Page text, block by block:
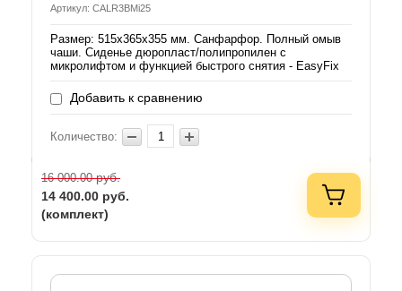
Артикул: CALR3BMi25
Размер: 515х365х355 мм. Санфарфор. Полный омыв
чаши. Сиденье дюропласт/полипропилен с
микролифтом и функцией быстрого снятия - EasyFix
Добавить к сравнению
Количество:
16 000.00руб.
14 400.00 руб.
(комплект)